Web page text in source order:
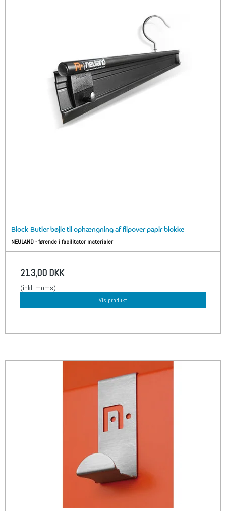
Block-Butler bøjle til ophængning af flipover papir blokke
NEULAND - førende i facilitator materialer
213,00 DKK
(inkl. moms)
Vis produkt